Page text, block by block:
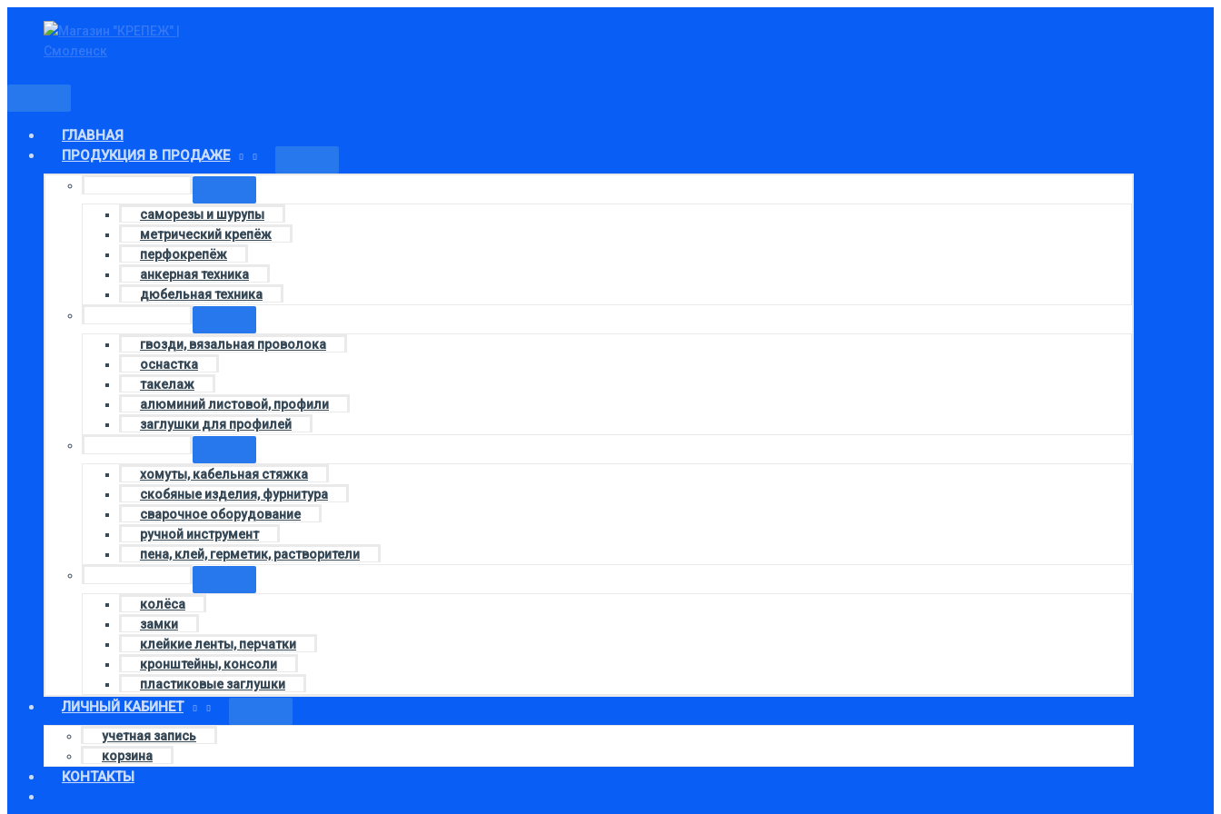
Перейти
содержимому
Главное
меню
ГЛАВНАЯ
ПРОДУКЦИЯ В ПРОДАЖЕ
саморезы и шурупы
метрический крепёж
перфокрепёж
анкерная техника
дюбельная техника
гвозди, вязальная проволока
оснастка
такелаж
алюминий листовой, профили
заглушки для профилей
хомуты, кабельная стяжка
скобяные изделия, фурнитура
сварочное оборудование
ручной инструмент
пена, клей, герметик, растворители
колёса
замки
клейкие ленты, перчатки
кронштейны, консоли
пластиковые заглушки
ЛИЧНЫЙ КАБИНЕТ
учетная запись
корзина
КОНТАКТЫ
Количество
товара
М5